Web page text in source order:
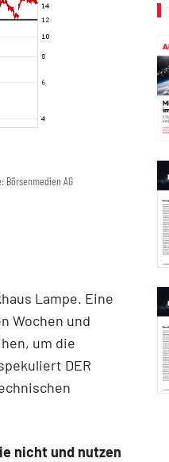
Börsenmedien AG
Lampe. Eine
Wochen und
um die
DER
nicht und nutzen